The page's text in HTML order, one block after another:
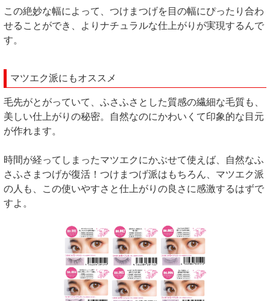
この絶妙な幅によって、つけまつげを目の幅にぴったり合わ
せることができ、よりナチュラルな仕上がりが実現するんで
す。
マツエク派にもオススメ
毛先がとがっていて、ふさふさとした質感の繊細な毛質も、
美しい仕上がりの秘密。自然なのにかわいくて印象的な目元
が作れます。
時間が経ってしまったマツエクにかぶせて使えば、自然なふ
さふさまつげが復活！つけまつげ派はもちろん、マツエク派
の人も、この使いやすさと仕上がりの良さに感激するはずで
すよ。